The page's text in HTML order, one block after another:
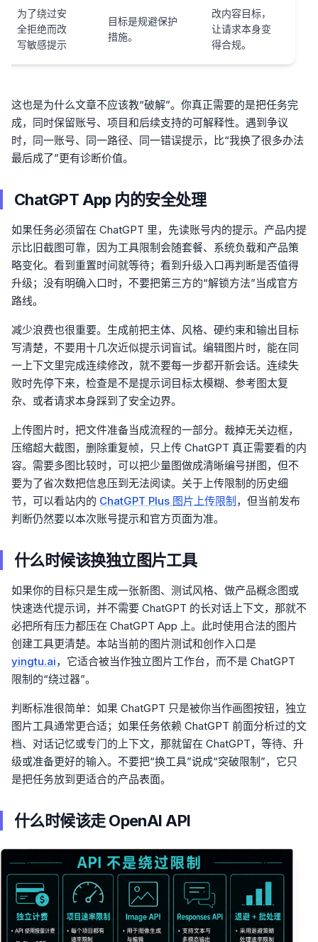
为了绕过安
全拒绝而改
写敏感提示
目标是规避保护
措施。
改内容目标，
让请求本身变
得合规。
这也是为什么文章不应该教“破解”。你真正需要的是把任务完
成，同时保留账号、项目和后续支持的可解释性。遇到争议
时，同一账号、同一路径、同一错误提示，比“我换了很多办法
最后成了”更有诊断价值。
ChatGPT App 内的安全处理
如果任务必须留在 ChatGPT 里，先读账号内的提示。产品内提
示比旧截图可靠，因为工具限制会随套餐、系统负载和产品策
略变化。看到重置时间就等待；看到升级入口再判断是否值得
升级；没有明确入口时，不要把第三方的“解锁方法”当成官方
路线。
减少浪费也很重要。生成前把主体、风格、硬约束和输出目标
写清楚，不要用十几次近似提示词盲试。编辑图片时，能在同
一上下文里完成连续修改，就不要每一步都开新会话。连续失
败时先停下来，检查是不是提示词目标太模糊、参考图太复
杂、或者请求本身踩到了安全边界。
上传图片时，把文件准备当成流程的一部分。裁掉无关边框，
压缩超大截图，删除重复帧，只上传 ChatGPT 真正需要看的内
容。需要多图比较时，可以把少量图做成清晰编号拼图，但不
要为了省次数把信息压到无法阅读。关于上传限制的历史细
节，可以看站内的 ChatGPT Plus 图片上传限制，但当前发布
判断仍然要以本次账号提示和官方页面为准。
什么时候该换独立图片工具
如果你的目标只是生成一张新图、测试风格、做产品概念图或
快速迭代提示词，并不需要 ChatGPT 的长对话上下文，那就不
必把所有压力都压在 ChatGPT App 上。此时使用合法的图片
创建工具更清楚。本站当前的图片测试和创作入口是
yingtu.ai，它适合被当作独立图片工作台，而不是 ChatGPT
限制的“绕过器”。
判断标准很简单：如果 ChatGPT 只是被你当作画图按钮，独立
图片工具通常更合适；如果任务依赖 ChatGPT 前面分析过的文
档、对话记忆或专门的上下文，那就留在 ChatGPT，等待、升
级或准备更好的输入。不要把“换工具”说成“突破限制”，它只
是把任务放到更适合的产品表面。
什么时候该走 OpenAI API